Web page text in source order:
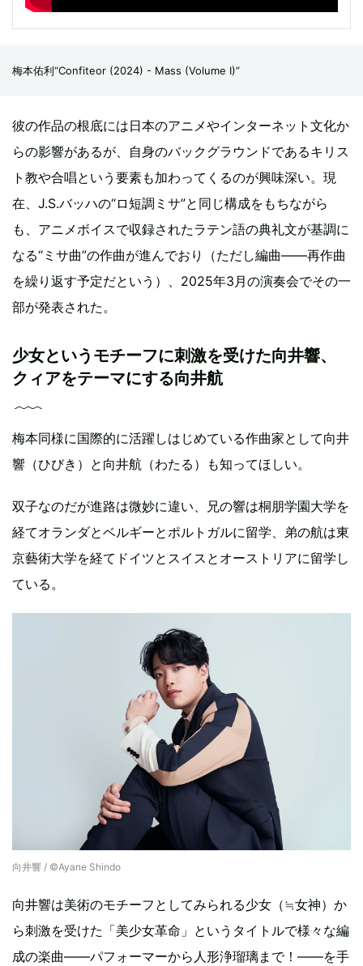
梅本佑利“Confiteor (2024) - Mass (Volume I)”
彼の作品の根底には日本のアニメやインターネット文化か
らの影響があるが、自身のバックグラウンドであるキリス
ト教や合唱という要素も加わってくるのが興味深い。現
在、J.S.バッハの“ロ短調ミサ”と同じ構成をもちながら
も、アニメボイスで収録されたラテン語の典礼文が基調に
なる“ミサ曲”の作曲が進んでおり（ただし編曲――再作曲
を繰り返す予定だという）、2025年3月の演奏会でその一
部が発表された。
少女というモチーフに刺激を受けた向井響、
クィアをテーマにする向井航
梅本同様に国際的に活躍しはじめている作曲家として向井
響（ひびき）と向井航（わたる）も知ってほしい。
双子なのだが進路は微妙に違い、兄の響は桐朋学園大学を
経てオランダとベルギーとポルトガルに留学、弟の航は東
京藝術大学を経てドイツとスイスとオーストリアに留学し
ている。
向井響 / ©︎Ayane Shindo
向井響は美術のモチーフとしてみられる少女（≒女神）か
ら刺激を受けた「美少女革命」というタイトルで様々な編
成の楽曲――パフォーマーから人形浄瑠璃まで！――を手